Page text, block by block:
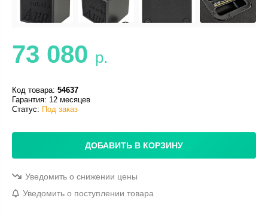
73 080 р.
Код товара: 54637
Гарантия: 12 месяцев
Статус: Под заказ
ДОБАВИТЬ В КОРЗИНУ
Уведомить о снижении цены
Уведомить о поступлении товара